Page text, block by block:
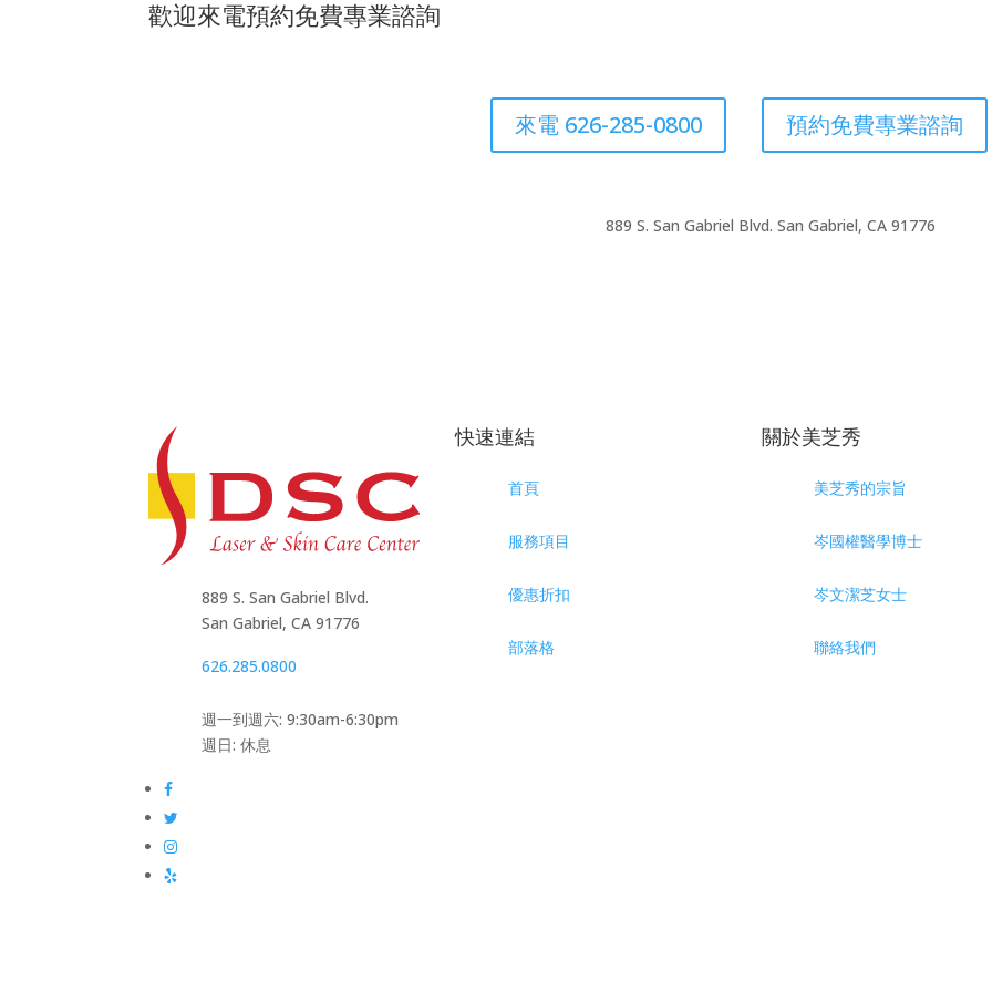
歡迎來電預約免費專業諮詢
來電 626-285-0800 預約免費專業諮詢
889 S. San Gabriel Blvd. San Gabriel, CA 91776
889 S. San Gabriel Blvd.
San Gabriel, CA 91776
626.285.0800
週一到週六: 9:30am-6:30pm
週日: 休息
快速連結
首頁
服務項目
優惠折扣
部落格
關於美芝秀
美芝秀的宗旨
岑國權醫學博士
岑文潔芝女士
聯絡我們